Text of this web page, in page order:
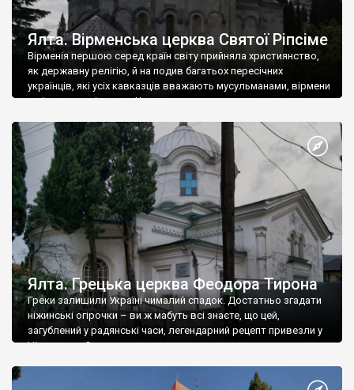
Ялта. Вірменська церква Святої Ріпсіме
Вірменія першою серед країн світу прийняла християнство,
як державну релігію, й на подив багатьох пересічних
українців, які усіх кавказців вважають мусульманами, вірмени
є відданими вірянами Христа
Ялта. Грецька церква Феодора Тирона
Греки залишили Україні чималий спадок. Достатньо згадати
ніжинські огірочки – ви ж мабуть всі знаєте, що цей,
загублений у радянські часи, легендарний рецепт привезли у
Ніжин греки?